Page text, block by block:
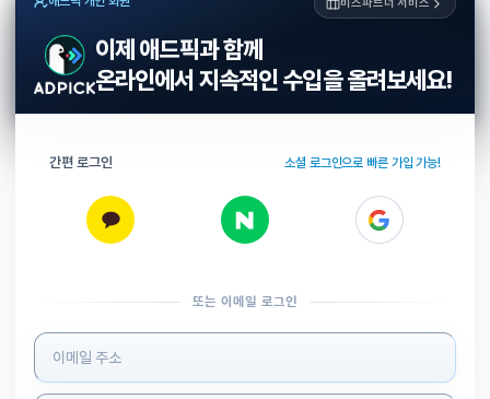
이제 애드픽과 함께
온라인에서 지속적인 수입을 올려보세요!
간편 로그인 소셜 로그인으로 빠른 가입 가능!
또는 이메일 로그인
로그인 정보 입력